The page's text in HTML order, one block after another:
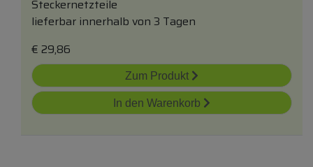
Steckernetzteile
lieferbar innerhalb von 3 Tagen
€ 29,86
Zum Produkt
In den Warenkorb